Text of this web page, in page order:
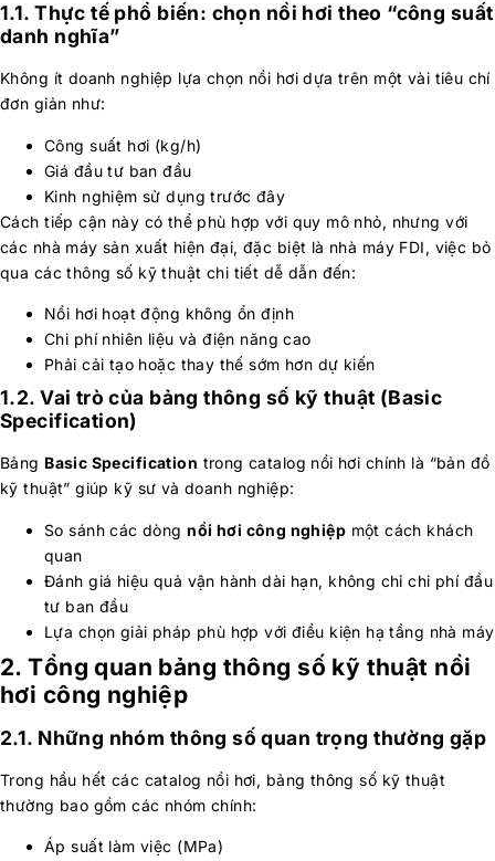
1.1. Thực tế phổ biến: chọn nồi hơi theo “công suất
danh nghĩa”
Không ít doanh nghiệp lựa chọn nồi hơi dựa trên một vài tiêu chí
đơn giản như:
Công suất hơi (kg/h)
Giá đầu tư ban đầu
Kinh nghiệm sử dụng trước đây
Cách tiếp cận này có thể phù hợp với quy mô nhỏ, nhưng với
các nhà máy sản xuất hiện đại, đặc biệt là nhà máy FDI, việc bỏ
qua các thông số kỹ thuật chi tiết dễ dẫn đến:
Nồi hơi hoạt động không ổn định
Chi phí nhiên liệu và điện năng cao
Phải cải tạo hoặc thay thế sớm hơn dự kiến
1.2. Vai trò của bảng thông số kỹ thuật (Basic
Specification)
Bảng Basic Specification trong catalog nồi hơi chính là “bản đồ
kỹ thuật” giúp kỹ sư và doanh nghiệp:
So sánh các dòngnồi hơi công nghiệp một cách khách
quan
Đánh giá hiệu quả vận hành dài hạn, không chỉ chi phí đầu
tư ban đầu
Lựa chọn giải pháp phù hợp với điều kiện hạ tầng nhà máy
2. Tổng quan bảng thông số kỹ thuật nồi
hơi công nghiệp
2.1. Những nhóm thông số quan trọng thường gặp
Trong hầu hết các catalog nồi hơi, bảng thông số kỹ thuật
thường bao gồm các nhóm chính:
Áp suất làm việc (MPa)